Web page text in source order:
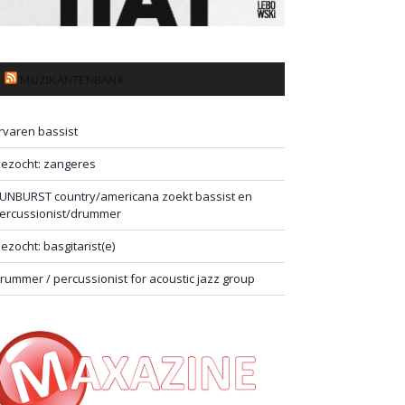
bassist
zangeres
country/americana zoekt bassist en
drummer
basgitarist(e)
/ percussionist for acoustic jazz group